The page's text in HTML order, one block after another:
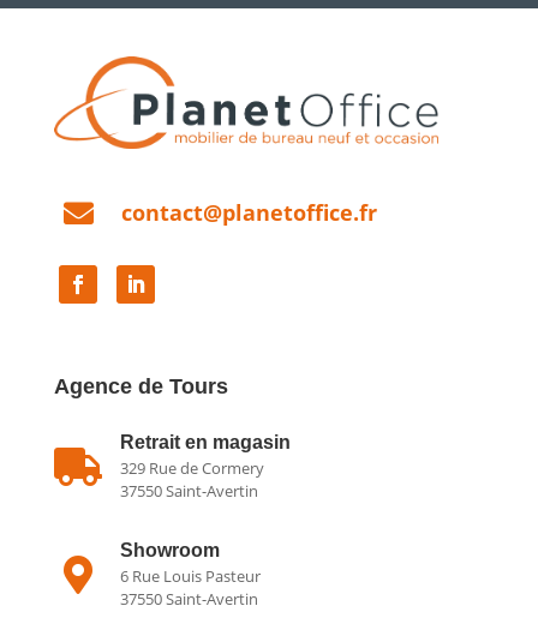
 contact@planetoffice.fr
Agence de Tours

Retrait en magasin
329 Rue de Cormery
37550 Saint-Avertin

Showroom
6 Rue Louis Pasteur
37550 Saint-Avertin